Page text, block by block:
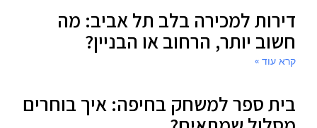
דירות למכירה בלב תל אביב: מה
חשוב יותר, הרחוב או הבניין?
קרא עוד »
בית ספר למשחק בחיפה: איך בוחרים